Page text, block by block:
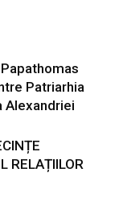
Patriarhia
Alexandriei
RELAȚIILOR